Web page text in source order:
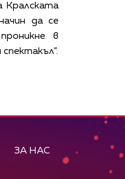
Кралската
да се
в
ЗА НАС